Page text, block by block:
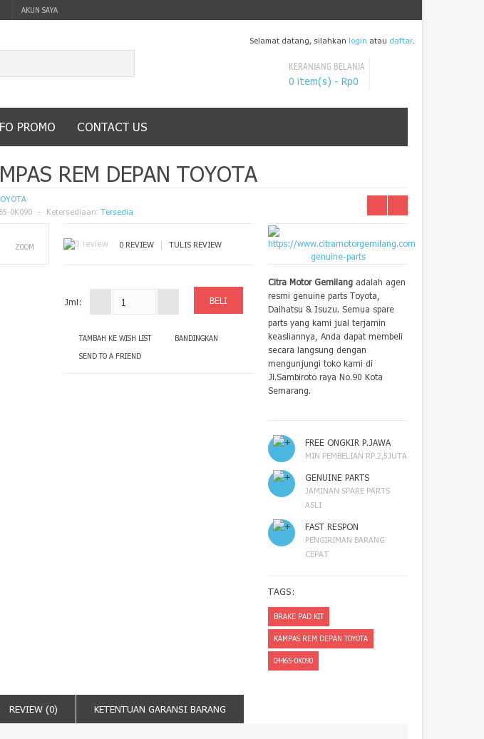
AKUN SAYA
Selamat datang, silahkan login atau daftar.
KERANJANG BELANJA
0 item(s) - Rp0
PROMO CONTACT US
REM DEPAN TOYOTA
0K090 Ketersediaan: Tersedia
ZOOM 0 REVIEW| TULIS REVIEW
Jml:
TAMBAH KE WISH LIST BANDINGKAN
SEND TO A FRIEND
Citra Motor Gemilang adalah agen
resmi genuine parts Toyota,
Daihatsu & Isuzu. Semua spare
parts yang kami jual terjamin
keasliannya, Anda dapat membeli
secara langsung dengan
mengunjungi toko kami di
Jl.Sambiroto raya No.90 Kota
Semarang.
FREE ONGKIR P.JAWA
MIN PEMBELIAN RP.2,5JUTA
GENUINE PARTS
JAMINAN SPARE PARTS
ASLI
FAST RESPON
PENGIRIMAN BARANG
CEPAT
TAGS:
BRAKE PAD KIT
KAMPAS REM DEPAN TOYOTA
04465-0K090
REVIEW (0) KETENTUAN GARANSI BARANG